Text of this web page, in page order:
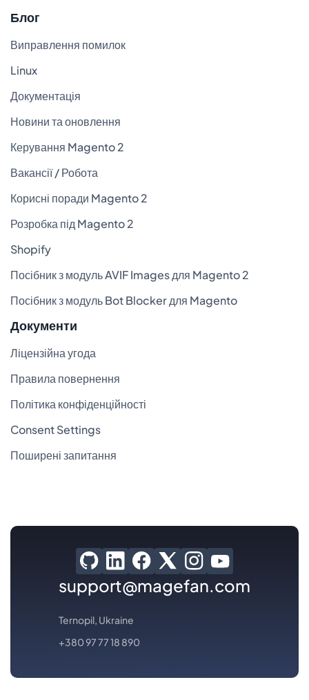
Блог
Виправлення помилок
Linux
Документація
Новини та оновлення
Керування Magento 2
Вакансії / Робота
Корисні поради Magento 2
Розробка під Magento 2
Shopify
Посібник з модуль AVIF Images для Magento 2
Посібник з модуль Bot Blocker для Magento
Документи
Ліцензійна угода
Правила повернення
Політика конфіденційності
Consent Settings
Поширені запитання
support@magefan.com
Ternopil, Ukraine
+380 97 77 18 890